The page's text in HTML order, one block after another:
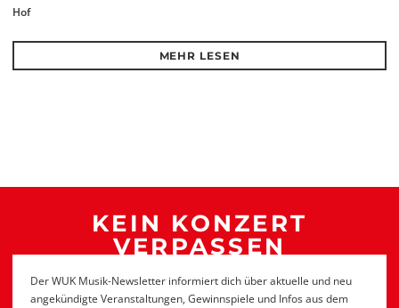
Hof
MEHR LESEN
KEIN KONZERT
VERPASSEN
Der WUK Musik-Newsletter informiert dich über aktuelle und neu
angekündigte Veranstaltungen, Gewinnspiele und Infos aus dem